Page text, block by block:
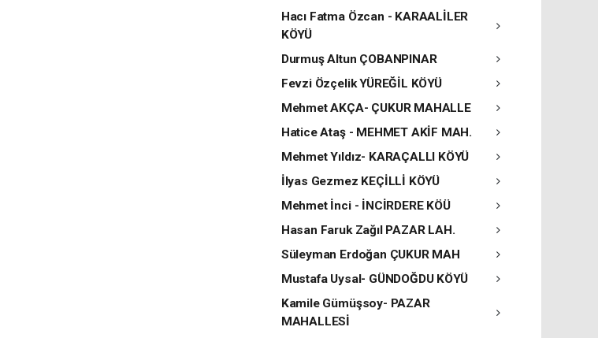
Hacı Fatma Özcan - KARAALİLER
KÖYÜ
Durmuş Altun ÇOBANPINAR
Fevzi Özçelik YÜREĞİL KÖYÜ
Mehmet AKÇA- ÇUKUR MAHALLE
Hatice Ataş - MEHMET AKİF MAH.
Mehmet Yıldız- KARAÇALLI KÖYÜ
İlyas Gezmez KEÇİLLİ KÖYÜ
Mehmet İnci - İNCİRDERE KÖÜ
Hasan Faruk Zağıl PAZAR LAH.
Süleyman Erdoğan ÇUKUR MAH
Mustafa Uysal- GÜNDOĞDU KÖYÜ
Kamile Gümüşsoy- PAZAR
MAHALLESİ